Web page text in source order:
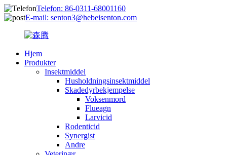
Telefon: 86-0311-68001160
E-mail: senton3@hebeisenton.com
Hjem
Produkter
Insektmiddel
Husholdningsinsektmiddel
Skadedyrbekjempelse
Voksenmord
Flueagn
Larvicid
Rodenticid
Synergist
Andre